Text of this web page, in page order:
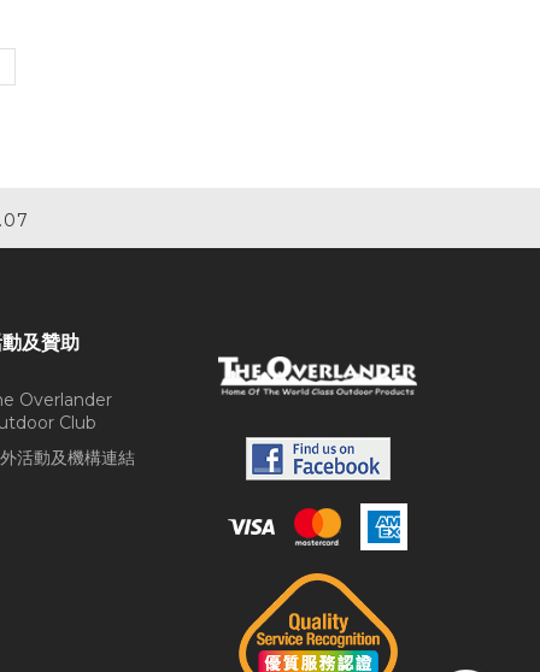
及贊助
Overlander
Club
活動及機構連結